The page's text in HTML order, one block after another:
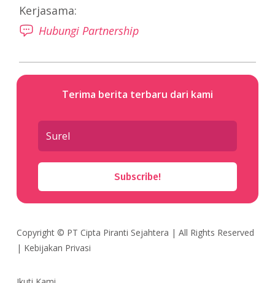
Kerjasama:
Hubungi Partnership
Terima berita terbaru dari kami
Subscribe!
Copyright © PT Cipta Piranti Sejahtera | All Rights Reserved
| Kebijakan Privasi